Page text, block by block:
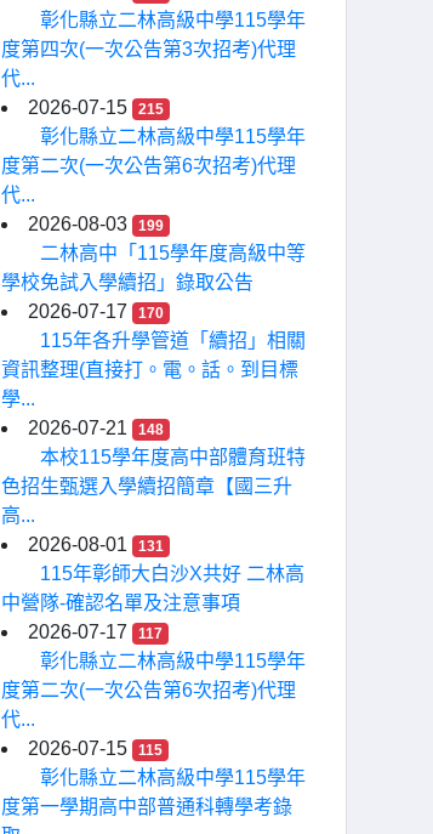
彰化縣立二林高級中學115學年
度第四次(一次公告第3次招考)代理
代...
2026-07-15
215
彰化縣立二林高級中學115學年
度第二次(一次公告第6次招考)代理
代...
2026-08-03
199
二林高中「115學年度高級中等
學校免試入學續招」錄取公告
2026-07-17
170
115年各升學管道「續招」相關
資訊整理(直接打。電。話。到目標
學...
2026-07-21
148
本校115學年度高中部體育班特
色招生甄選入學續招簡章【國三升
高...
2026-08-01
131
115年彰師大白沙X共好 二林高
中營隊-確認名單及注意事項
2026-07-17
117
彰化縣立二林高級中學115學年
度第二次(一次公告第6次招考)代理
代...
2026-07-15
115
彰化縣立二林高級中學115學年
度第一學期高中部普通科轉學考錄